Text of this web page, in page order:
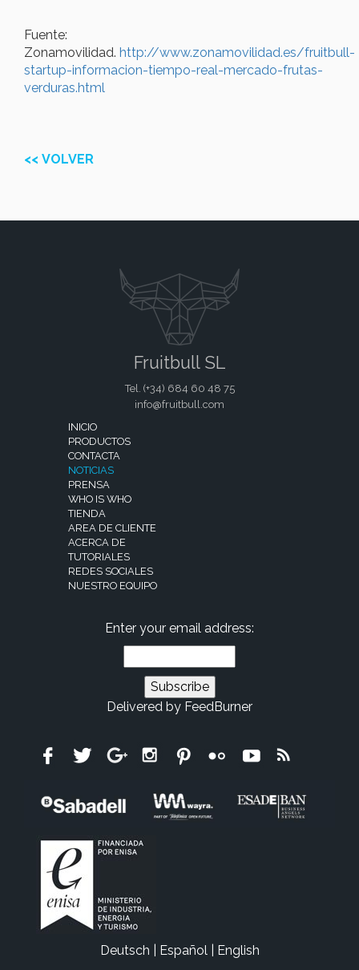
Fuente:
Zonamovilidad. http://www.zonamovilidad.es/fruitbull-
startup-informacion-tiempo-real-mercado-frutas-
verduras.html
<< VOLVER
Fruitbull SL
Tel. (+34) 684 60 48 75
info@fruitbull.com
INICIO
PRODUCTOS
CONTACTA
NOTICIAS
PRENSA
WHO IS WHO
TIENDA
AREA DE CLIENTE
ACERCA DE
TUTORIALES
REDES SOCIALES
NUESTRO EQUIPO
Enter your email address:
Delivered by FeedBurner
Deutsch Español English